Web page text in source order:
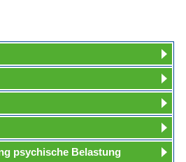
psychische Belastung